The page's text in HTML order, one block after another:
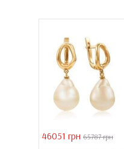
46051 грн 65787 грн